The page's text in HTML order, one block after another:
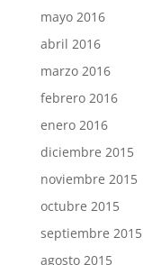
mayo 2016
abril 2016
marzo 2016
febrero 2016
enero 2016
diciembre 2015
noviembre 2015
octubre 2015
septiembre 2015
agosto 2015